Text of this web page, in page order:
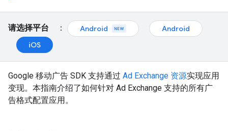
请选择平台 ： Android
Android
iOS
Google 移动广告 SDK 支持通过 Ad Exchange 资源实现应用
变现。本指南介绍了如何针对 Ad Exchange 支持的所有广
告格式配置应用。